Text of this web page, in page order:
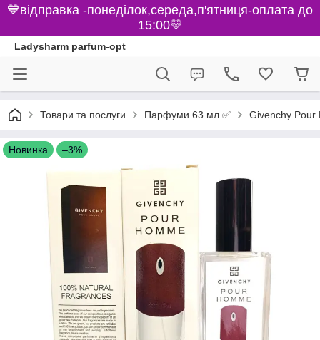
💙відправка -понеділок,середа,п'ятниця-оплата до
15:00💛
Ladysharm parfum-opt
Товари та послуги Парфуми 63 мл ✅ Givenchy Pour
Новинка –3%